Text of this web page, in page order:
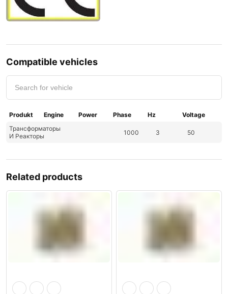
Compatible vehicles
Produkt Engine Power Phase Hz
Voltage
Трансформаторы
И Реакторы
1000 3 50
Related products